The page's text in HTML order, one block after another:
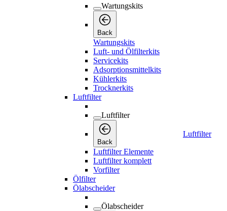
Wartungskits
Back
Wartungskits
Luft- und Ölfilterkits
Servicekits
Adsorptionsmittelkits
Kühlerkits
Trocknerkits
Luftfilter
Luftfilter
Back
Luftfilter
Luftfilter Elemente
Luftfilter komplett
Vorfilter
Ölfilter
Ölabscheider
Ölabscheider